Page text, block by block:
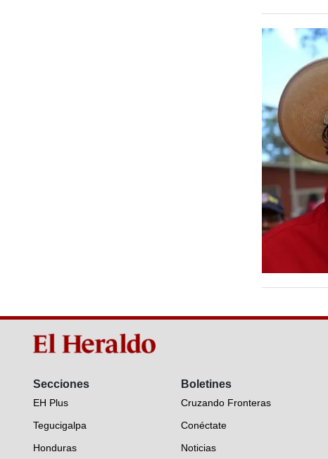
Secciones
EH Plus
Tegucigalpa
Honduras
Boletines
Cruzando Fronteras
Conéctate
Noticias